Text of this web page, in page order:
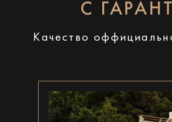
С
Качество